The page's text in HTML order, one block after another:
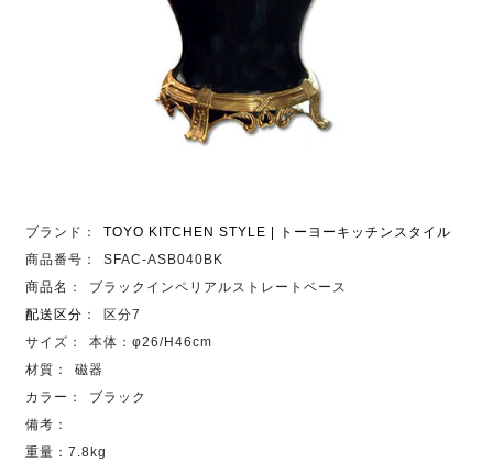
ブランド：
TOYO KITCHEN STYLE | トーヨーキッチンスタイル
商品番号：
SFAC-ASB040BK
商品名：
ブラックインペリアルストレートベース
配送区分 ：
区分7
サイズ：
本体：φ26/H46cm
材質：
磁器
カラー：
ブラック
備考：
重量：7.8kg